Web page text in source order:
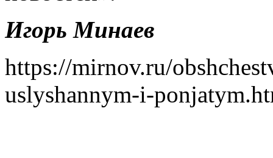
Игорь Минаев
https://mirnov.ru/
uslyshannym-i-